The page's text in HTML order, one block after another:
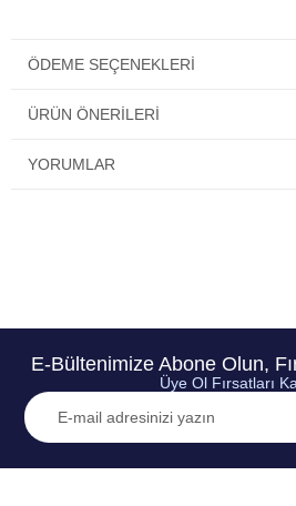
ÖDEME SEÇENEKLERI
ÜRÜN ÖNERILERI
YORUMLAR
E-Bültenimize Abone Olun,
Üye Ol Fırsatları